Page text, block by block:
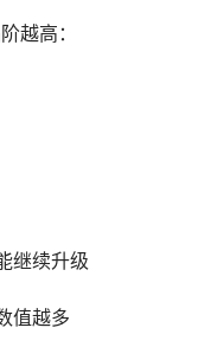
越高：
继续升级
值越多